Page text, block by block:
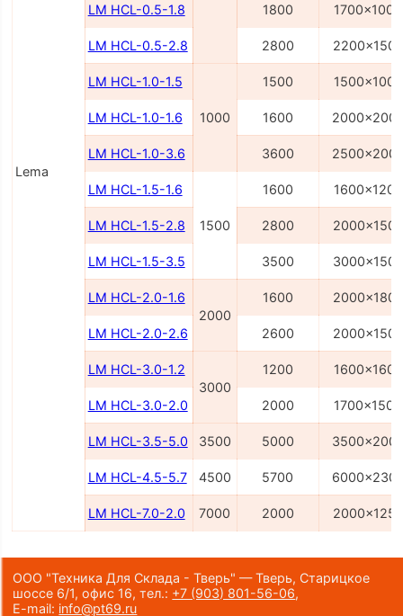
Lema
LM HCL-0.5-1.8 1800 1700x1000
LM HCL-0.5-2.8 2800 2200x1500
LM HCL-1.0-1.5
1000
1500 1500x1000
LM HCL-1.0-1.6 1600
LM HCL-1.0-3.6 3600
LM HCL-1.5-1.6
1500
1600 1600x1200
LM HCL-1.5-2.8 2800 2000x1500
LM HCL-1.5-3.5 3500 3000x1500
LM HCL-2.0-1.6
2000
1600 2000x1800
LM HCL-2.0-2.6 2600 2000x1500
LM HCL-3.0-1.2
3000
1200 1600x1600
LM HCL-3.0-2.0 2000 1700x1500
LM HCL-3.5-5.0 3500 5000
LM HCL-4.5-5.7 4500 5700
LM HCL-7.0-2.0 7000 2000 2000x1250
ООО "Техника Для Склада - Тверь" — Тверь, Старицкое
шоссе 6/1, офис 16,тел.: +7 (903) 801-56-06,
E-mail: info@pt69.ru